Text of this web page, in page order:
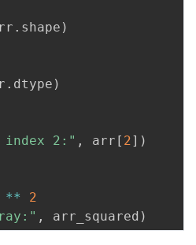
. shape )
. dtype )
index 2:" , arr [ 2] )
**
2
, arr_squared )